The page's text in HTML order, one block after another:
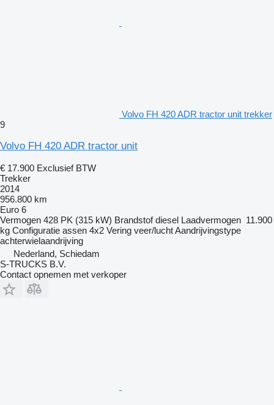
Volvo FH 420 ADR tractor unit trekker
9
Volvo FH 420 ADR tractor unit
€ 17.900 Exclusief BTW
Trekker
2014
956.800 km
Euro 6
Vermogen 428 PK (315 kW) Brandstof diesel Laadvermogen 11.900
kg Configuratie assen 4x2 Vering veer/luchtAandrijvingstype
achterwielaandrijving
Nederland, Schiedam
S-TRUCKS B.V.
Contact opnemen met verkoper